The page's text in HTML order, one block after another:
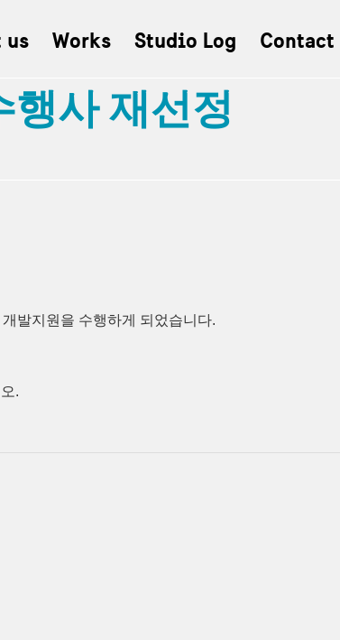
us Works Studio Log Contact
행사 재선정
발지원을 수행하게 되었습니다.
.